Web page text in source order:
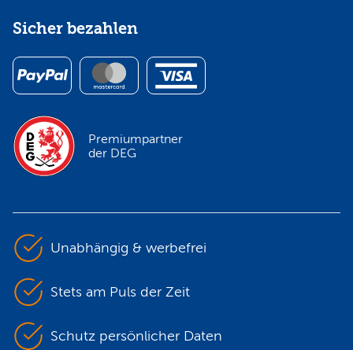
Sicher bezahlen
Premiumpartner
der DEG
Unabhängig & werbefrei
Stets am Puls der Zeit
Schutz persönlicher Daten